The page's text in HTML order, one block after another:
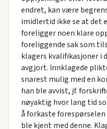
endret, kan være
imidlertid ikke se at det
foreligger noen klare
foreliggende sak som
klagers kvalifikasjoner i
avgjort. Innklagede
snarest mulig med en
han ble avvist, jf.
nøyaktig hvor lang tid
å forkaste
ble kjent med denne.